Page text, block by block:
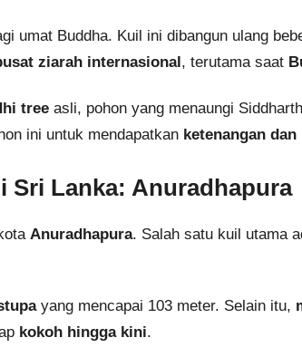
umat Buddha. Kuil ini dibangun ulang
ziarah internasional , terutama saat
tree asli, pohon yang menaungi
ini untuk mendapatkan ketenangan dan
Sri Lanka: Anuradhapura
Anuradhapura. Salah satu kuil utama
yang mencapai 103 meter. Selain itu,
kokoh hingga kini.